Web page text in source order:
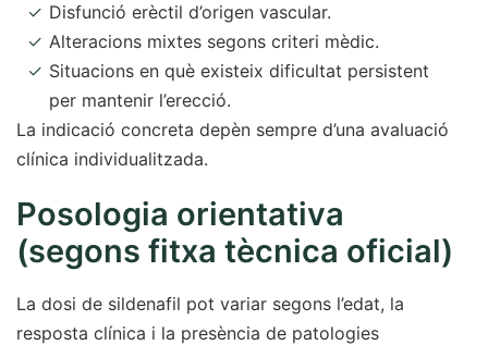
Disfunció erèctil d’origen vascular.
Alteracions mixtes segons criteri mèdic.
Situacions en què existeix dificultat persistent
per mantenir l’erecció.
La indicació concreta depèn sempre d’una avaluació
clínica individualitzada.
Posologia orientativa
(segons fitxa tècnica oficial)
La dosi de sildenafil pot variar segons l’edat, la
resposta clínica i la presència de patologies